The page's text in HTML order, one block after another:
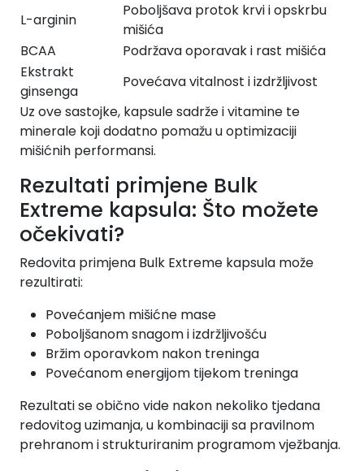
L-arginin
Poboljšava protok krvi i opskrbu
mišića
BCAA
Podržava oporavak i rast mišića
Ekstrakt
ginsenga
Povećava vitalnost i izdržljivost
Uz ove sastojke, kapsule sadrže i vitamine te
minerale koji dodatno pomažu u optimizaciji
mišićnih performansi.
Rezultati primjene Bulk
Extreme kapsula: Što možete
očekivati?
Redovita primjena Bulk Extreme kapsula može
rezultirati:
Povećanjem mišićne mase
Poboljšanom snagom i izdržljivošću
Bržim oporavkom nakon treninga
Povećanom energijom tijekom treninga
Rezultati se obično vide nakon nekoliko tjedana
redovitog uzimanja, u kombinaciji sa pravilnom
prehranom i strukturiranim programom vježbanja.